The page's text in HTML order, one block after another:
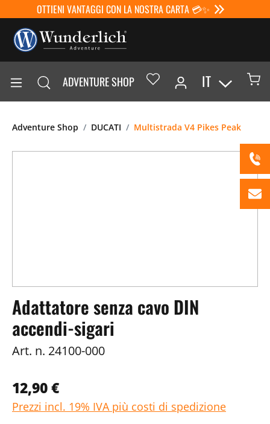
OTTIENI VANTAGGI CON LA NOSTRA CARTA 💳✨
ADVENTURE SHOP IT
Adventure Shop DUCATI Multistrada V4 Pikes Peak
Adattatore senza cavo DIN
accendi-sigari
Art. n. 24100-000
12,90 €
Prezzi incl. 19% IVA più costi di spedizione